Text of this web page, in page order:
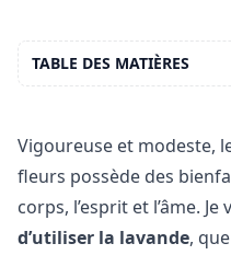
Vigoureuse et modeste,
fleurs possède des
corps, l’esprit et l’âme.
d’utiliser la lavande,
TABLE DES MATIÈRES